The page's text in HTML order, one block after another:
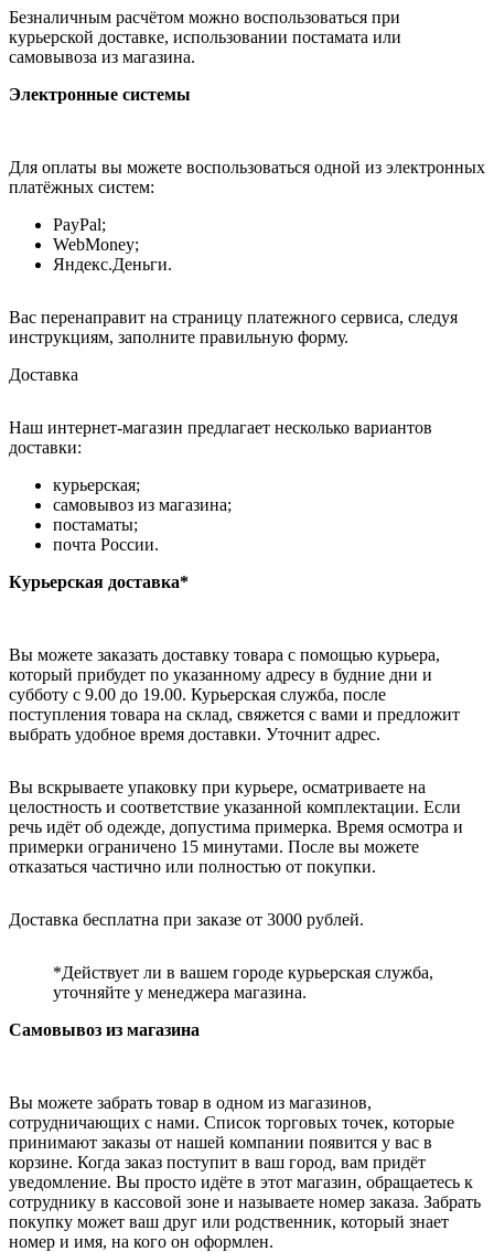
Безналичным расчётом можно воспользоваться при
курьерской доставке, использовании постамата или
самовывоза из магазина.
Электронные системы
Для оплаты вы можете воспользоваться одной из электронных
платёжных систем:
PayPal;
WebMoney;
Яндекс.Деньги.
Вас перенаправит на страницу платежного сервиса, следуя
инструкциям, заполните правильную форму.
Доставка
Наш интернет-магазин предлагает несколько вариантов
доставки:
курьерская;
самовывоз из магазина;
постаматы;
почта России.
Курьерская доставка*
Вы можете заказать доставку товара с помощью курьера,
который прибудет по указанному адресу в будние дни и
субботу с 9.00 до 19.00. Курьерская служба, после
поступления товара на склад, свяжется с вами и предложит
выбрать удобное время доставки. Уточнит адрес.
Вы вскрываете упаковку при курьере, осматриваете на
целостность и соответствие указанной комплектации. Если
речь идёт об одежде, допустима примерка. Время осмотра и
примерки ограничено 15 минутами. После вы можете
отказаться частично или полностью от покупки.
Доставка бесплатна при заказе от 3000 рублей.
*Действует ли в вашем городе курьерская служба,
уточняйте у менеджера магазина.
Самовывоз из магазина
Вы можете забрать товар в одном из магазинов,
сотрудничающих с нами. Список торговых точек, которые
принимают заказы от нашей компании появится у вас в
корзине. Когда заказ поступит в ваш город, вам придёт
уведомление. Вы просто идёте в этот магазин, обращаетесь к
сотруднику в кассовой зоне и называете номер заказа. Забрать
покупку может ваш друг или родственник, который знает
номер и имя, на кого он оформлен.